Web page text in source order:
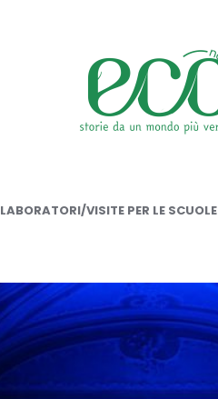
LABORATORI/VISITE PER LE SCUOLE